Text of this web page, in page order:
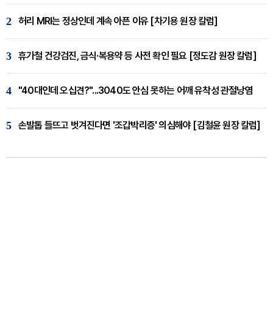
2 허리 MRI는 정상인데 계속 아픈 이유 [차기용 원장 칼럼]
3 휴가철 건강검진, 금식·복용약 등 사전 확인 필요 [정도감 원장 칼럼]
4 "40대인데 오십견?"...3040도 안심 못하는 어깨 유착성 관절낭염
5 손발톱 들뜨고 벗겨진다면 '조갑박리증' 의심해야 [김철윤 원장 칼럼]